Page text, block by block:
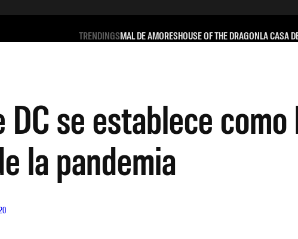
TRENDINGSMAL DE AMORESHOUSE OF THE DRAGONLA CASA
DC se establece
la pandemia